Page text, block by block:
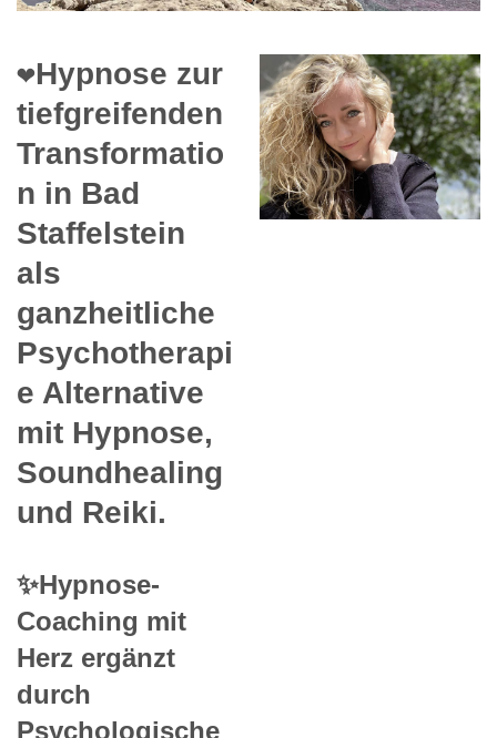
❤️Hypnose zur
tiefgreifenden
Transformatio
n in Bad
Staffelstein
als
ganzheitliche
Psychotherapi
e Alternative
mit Hypnose,
Soundhealing
und Reiki.
✨Hypnose-
Coaching mit
Herz ergänzt
durch
Psychologische